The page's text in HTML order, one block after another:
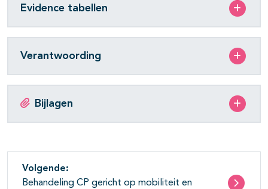
Evidence tabellen
Verantwoording
Bijlagen
Volgende:
Behandeling CP gericht op mobiliteit en